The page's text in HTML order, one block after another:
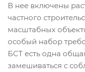
В нее включены
частного
масштабных
особый набор
БСТ есть одна
замешиваться с